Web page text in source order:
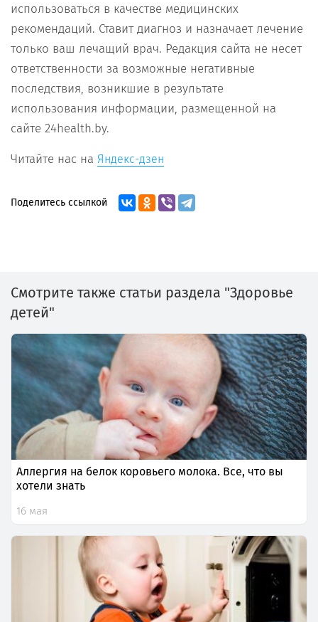
использоваться в качестве медицинских
рекомендаций. Ставит диагноз и назначает лечение
только ваш лечащий врач. Редакция сайта не несет
ответственности за возможные негативные
последствия, возникшие в результате
использования информации, размещенной на
сайте 24health.by.
Читайте нас на Яндекс-дзен
Поделитесь ссылкой
Смотрите также статьи раздела "Здоровье
детей"
Аллергия на белок коровьего молока. Все, что вы
хотели знать
16 мая